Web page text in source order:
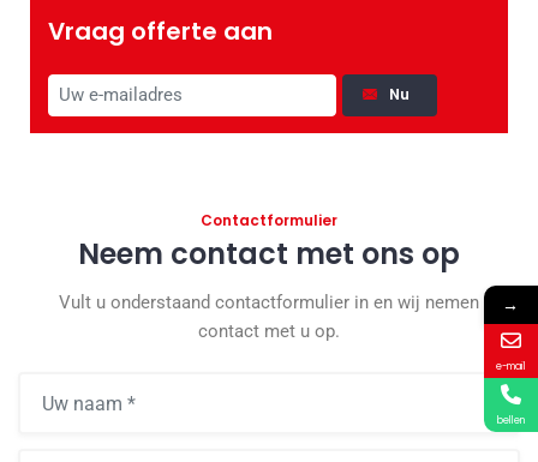
Vraag offerte aan
Nu
Contactformulier
Neem contact met ons op
Vult u onderstaand contactformulier in en wij nemen
contact met u op.
→
e-mail
bellen